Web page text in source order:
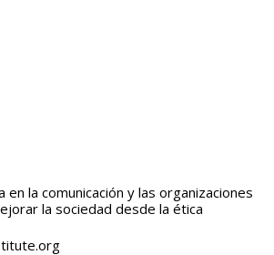
la comunicación y las organizaciones
la sociedad desde la ética